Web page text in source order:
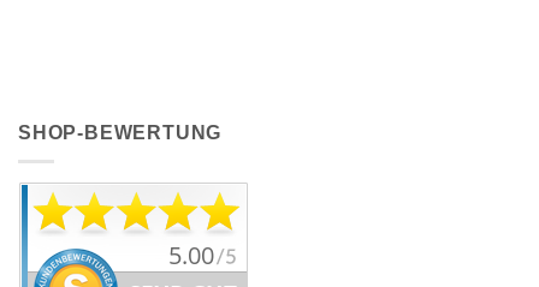
SHOP-BEWERTUNG